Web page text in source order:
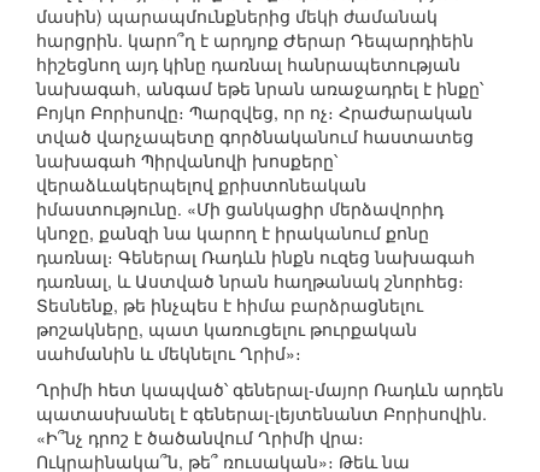
մասին) պարապմունքներից մեկի ժամանակ
հարցրին. կարո՞ղ է արդյոք Ժերար Դեպարդիեին
հիշեցնող այդ կինը դառնալ հանրապետության
նախագահ, անգամ եթե նրան առաջադրել է ինքը՝
Բոյկո Բորիսովը։ Պարզվեց, որ ոչ։ Հրաժարական
տված վարչապետը գործնականում հաստատեց
նախագահ Պիրվանովի խոսքերը՝
վերաձևակերպելով քրիստոնեական
իմաստությունը. «Մի ցանկացիր մերձավորիդ
կնոջը, քանզի նա կարող է իրականում քոնը
դառնալ։ Գեներալ Ռադևն ինքն ուզեց նախագահ
դառնալ, և Աստված նրան հաղթանակ շնորհեց։
Տեսնենք, թե ինչպես է հիմա բարձրացնելու
թոշակները, պատ կառուցելու թուրքական
սահմանին և մեկնելու Ղրիմ»։
Ղրիմի հետ կապված՝ գեներալ-մայոր Ռադևն արդեն
պատասխանել է գեներալ-լեյտենանտ Բորիսովին.
«Ի՞նչ դրոշ է ծածանվում Ղրիմի վրա։
Ուկրաինակա՞ն, թե՞ ռուսական»։ Թեև նա